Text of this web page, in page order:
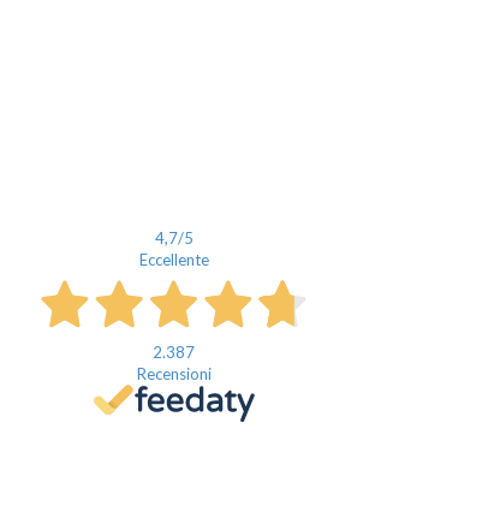
4,7/5
Eccellente
2.387
Recensioni